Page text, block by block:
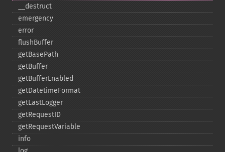
_​_​destruct
emergency
error
flushBuffer
getBasePath
getBuffer
getBufferEnabled
getDatetimeFormat
getLastLogger
getRequestID
getRequestVariable
info